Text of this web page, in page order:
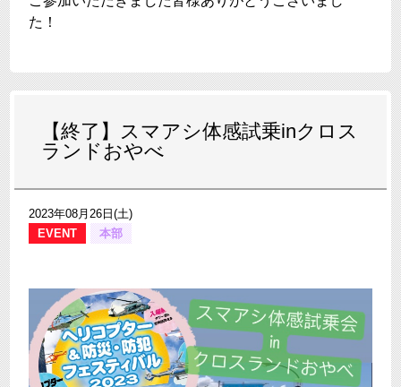
た！
【終了】スマアシ体感試乗inクロス
ランドおやべ
2023年08月26日(土)
EVENT
本部